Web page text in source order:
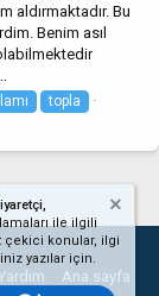
aldırmaktadır. Bu
Benim asıl
topla
Ana sayfa
ile ilgili
çekici konular, ilgi
yazılar için.